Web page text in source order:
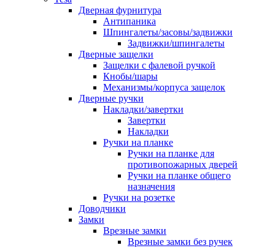
Дверная фурнитура
Антипаника
Шпингалеты/засовы/задвижки
Задвижки/шпингалеты
Дверные защелки
Защелки с фалевой ручкой
Кнобы/шары
Механизмы/корпуса защелок
Дверные ручки
Накладки/завертки
Завертки
Накладки
Ручки на планке
Ручки на планке для
противопожарных дверей
Ручки на планке общего
назначения
Ручки на розетке
Доводчики
Замки
Врезные замки
Врезные замки без ручек